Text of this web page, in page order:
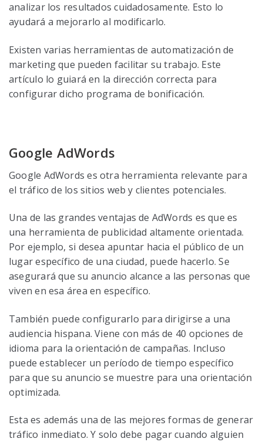
analizar los resultados cuidadosamente. Esto lo
ayudará a mejorarlo al modificarlo.
Existen varias herramientas de automatización de
marketing que pueden facilitar su trabajo. Este
artículo lo guiará en la dirección correcta para
configurar dicho programa de bonificación.
Google AdWords
Google AdWords es otra herramienta relevante para
el tráfico de los sitios web y clientes potenciales.
Una de las grandes ventajas de AdWords es que es
una herramienta de publicidad altamente orientada.
Por ejemplo, si desea apuntar hacia el público de un
lugar específico de una ciudad, puede hacerlo. Se
asegurará que su anuncio alcance a las personas que
viven en esa área en específico.
También puede configurarlo para dirigirse a una
audiencia hispana. Viene con más de 40 opciones de
idioma para la orientación de campañas. Incluso
puede establecer un período de tiempo específico
para que su anuncio se muestre para una orientación
optimizada.
Esta es además una de las mejores formas de generar
tráfico inmediato. Y solo debe pagar cuando alguien